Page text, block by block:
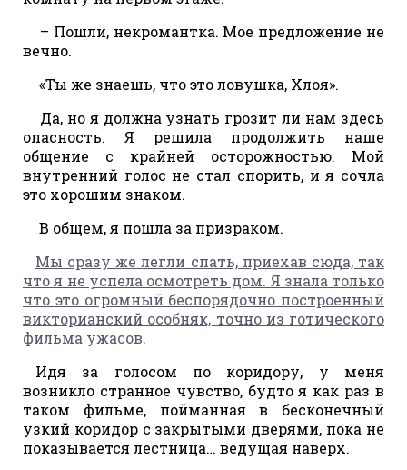
– Пошли, некромантка. Мое предложение не
вечно.
«Ты же знаешь, что это ловушка, Хлоя».
Да, но я должна узнать грозит ли нам здесь
опасность. Я решила продолжить наше
общение с крайней осторожностью. Мой
внутренний голос не стал спорить, и я сочла
это хорошим знаком.
В общем, я пошла за призраком.
Мы сразу же легли спать, приехав сюда, так
что я не успела осмотреть дом. Я знала только
что это огромный беспорядочно построенный
викторианский особняк, точно из готического
фильма ужасов.
Идя за голосом по коридору, у меня
возникло странное чувство, будто я как раз в
таком фильме, пойманная в бесконечный
узкий коридор с закрытыми дверями, пока не
показывается лестница… ведущая наверх.